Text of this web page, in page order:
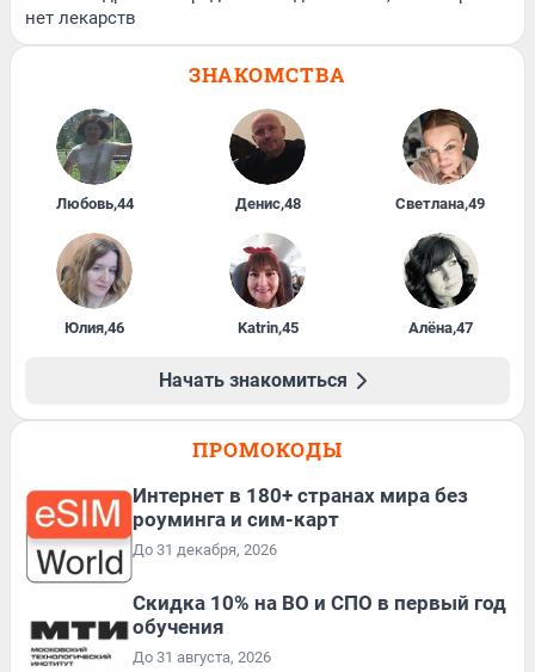
нет лекарств
ЗНАКОМСТВА
Любовь,44 Денис,48 Светлана,49
Юлия,46 Katrin,45 Алёна,47
Начать знакомиться
ПРОМОКОДЫ
Интернет в 180+ странах мира без
роуминга и сим-карт
До 31 декабря, 2026
Скидка 10% на ВО и СПО в первый год
обучения
До 31 августа, 2026